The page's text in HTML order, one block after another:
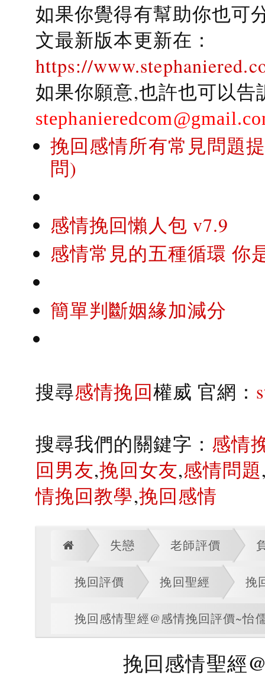
如果你覺得有幫助你也可
文最新版本更新在：
https://
如果你願意,也許也可以
挽回感情所有常見問題
問)
感情挽回懶人包 v7.9
感情常見的五種循環 你
簡單判斷姻緣加減分
搜尋感情挽回權威 官網：
搜尋我們的關鍵字： 感情
回男友,挽回女友,感情問題
情挽回教學,挽回感情
失戀 老師評價
挽回評價 挽回聖經 挽
挽回感情聖經@感情挽回評價~怡
挽回感情聖經